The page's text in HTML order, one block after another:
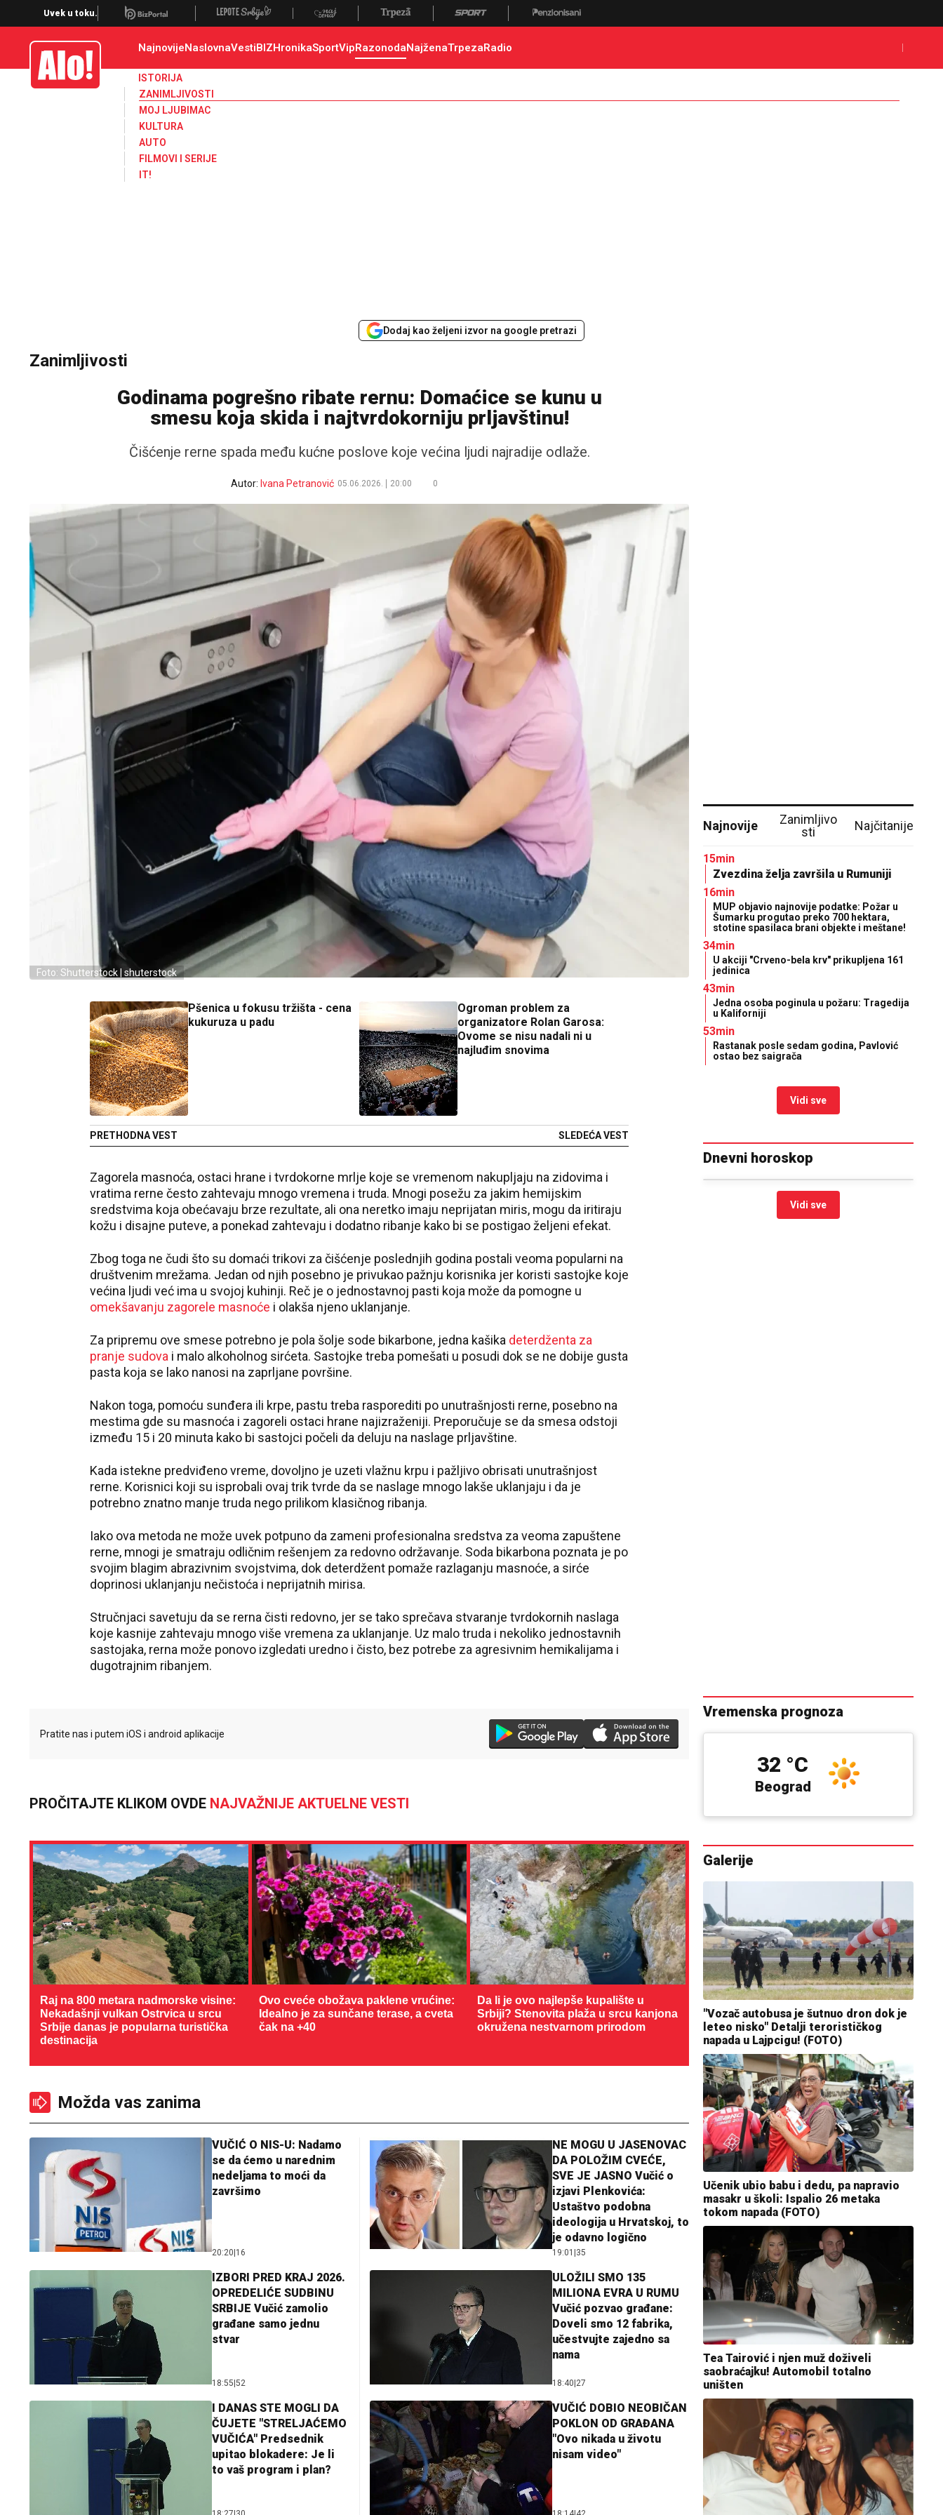
Uvek u toku.
Alo NajnovijeNaslovnaVestiBIZHronikaSportVipRazonodaNajženaTrpezaRadio
ISTORIJA
ZANIMLJIVOSTI
MOJ LJUBIMAC
KULTURA
AUTO
FILMOVI I SERIJE
IT!
Dodaj kao željeni izvor na google pretrazi
Zanimljivosti
Godinama pogrešno ribate rernu: Domaćice se kunu u
smesu koja skida i najtvrdokorniju prljavštinu!
Čišćenje rerne spada među kućne poslove koje većina ljudi najradije odlaže.
Autor: Ivana Petranović 05.06.2026. 20:00 0
Foto: Shutterstock | shuterstock
Pšenica u fokusu tržišta - cena
kukuruza u padu
PRETHODNA VEST
Ogroman problem za
organizatore Rolan Garosa:
Ovome se nisu nadali ni u
najluđim snovima
SLEDEĆA VEST
Zagorela masnoća, ostaci hrane i tvrdokorne mrlje koje se vremenom nakupljaju na zidovima i
vratima rerne često zahtevaju mnogo vremena i truda. Mnogi posežu za jakim hemijskim
sredstvima koja obećavaju brze rezultate, ali ona neretko imaju neprijatan miris, mogu da iritiraju
kožu i disajne puteve, a ponekad zahtevaju i dodatno ribanje kako bi se postigao željeni efekat.
Zbog toga ne čudi što su domaći trikovi za čišćenje poslednjih godina postali veoma popularni na
društvenim mrežama. Jedan od njih posebno je privukao pažnju korisnika jer koristi sastojke koje
većina ljudi već ima u svojoj kuhinji. Reč je o jednostavnoj pasti koja može da pomogne u
omekšavanju zagorele masnoće i olakša njeno uklanjanje.
Za pripremu ove smese potrebno je pola šolje sode bikarbone, jedna kašika deterdženta za
pranje sudova i malo alkoholnog sirćeta. Sastojke treba pomešati u posudi dok se ne dobije gusta
pasta koja se lako nanosi na zaprljane površine.
Nakon toga, pomoću sunđera ili krpe, pastu treba rasporediti po unutrašnjosti rerne, posebno na
mestima gde su masnoća i zagoreli ostaci hrane najizraženiji. Preporučuje se da smesa odstoji
između 15 i 20 minuta kako bi sastojci počeli da deluju na naslage prljavštine.
Kada istekne predviđeno vreme, dovoljno je uzeti vlažnu krpu i pažljivo obrisati unutrašnjost
rerne. Korisnici koji su isprobali ovaj trik tvrde da se naslage mnogo lakše uklanjaju i da je
potrebno znatno manje truda nego prilikom klasičnog ribanja.
Iako ova metoda ne može uvek potpuno da zameni profesionalna sredstva za veoma zapuštene
rerne, mnogi je smatraju odličnim rešenjem za redovno održavanje. Soda bikarbona poznata je po
svojim blagim abrazivnim svojstvima, dok deterdžent pomaže razlaganju masnoće, a sirće
doprinosi uklanjanju nečistoća i neprijatnih mirisa.
Stručnjaci savetuju da se rerna čisti redovno, jer se tako sprečava stvaranje tvrdokornih naslaga
koje kasnije zahtevaju mnogo više vremena za uklanjanje. Uz malo truda i nekoliko jednostavnih
sastojaka, rerna može ponovo izgledati uredno i čisto, bez potrebe za agresivnim hemikalijama i
dugotrajnim ribanjem.
Pratite nas i putem iOS i android aplikacije
PROČITAJTE KLIKOM OVDE NAJVAŽNIJE AKTUELNE VESTI
Raj na 800 metara nadmorske visine:
Nekadašnji vulkan Ostrvica u srcu
Srbije danas je popularna turistička
destinacija
Ovo cveće obožava paklene vrućine:
Idealno je za sunčane terase, a cveta
čak na +40
Da li je ovo najlepše kupalište u
Srbiji? Stenovita plaža u srcu kanjona
okružena nestvarnom prirodom
Možda vas zanima
VUČIĆ O NIS-U: Nadamo
se da ćemo u narednim
nedeljama to moći da
završimo
20:20 16
NE MOGU U JASENOVAC
DA POLOŽIM CVEĆE,
SVE JE JASNO Vučić o
izjavi Plenkovića:
Ustaštvo podobna
ideologija u Hrvatskoj, to
je odavno logično
19:01 35
IZBORI PRED KRAJ 2026.
OPREDELIĆE SUDBINU
SRBIJE Vučić zamolio
građane samo jednu
stvar
18:55 52
ULOŽILI SMO 135
MILIONA EVRA U RUMU
Vučić pozvao građane:
Doveli smo 12 fabrika,
učestvujte zajedno sa
nama
18:40 27
I DANAS STE MOGLI DA
ČUJETE "STRELJAĆEMO
VUČIĆA" Predsednik
upitao blokadere: Je li
to vaš program i plan?
VUČIĆ DOBIO NEOBIČAN
POKLON OD GRAĐANA
"Ovo nikada u životu
nisam video"
Najnovije
Zanimljivo
sti
Najčitanije
15min
Zvezdina želja završila u Rumuniji
16min
MUP objavio najnovije podatke: Požar u
Šumarku progutao preko 700 hektara,
stotine spasilaca brani objekte i meštane!
34min
U akciji "Crveno-bela krv" prikupljena 161
jedinica
43min
Jedna osoba poginula u požaru: Tragedija
u Kaliforniji
53min
Rastanak posle sedam godina, Pavlović
ostao bez saigrača
Vidi sve
Dnevni horoskop
Vidi sve
Vremenska prognoza
Beograd
32 °C
Galerije
"Vozač autobusa je šutnuo dron dok je
leteo nisko" Detalji terorističkog
napada u Lajpcigu! (FOTO)
Učenik ubio babu i dedu, pa napravio
masakr u školi: Ispalio 26 metaka
tokom napada (FOTO)
Tea Tairović i njen muž doživeli
saobraćajku! Automobil totalno
uništen